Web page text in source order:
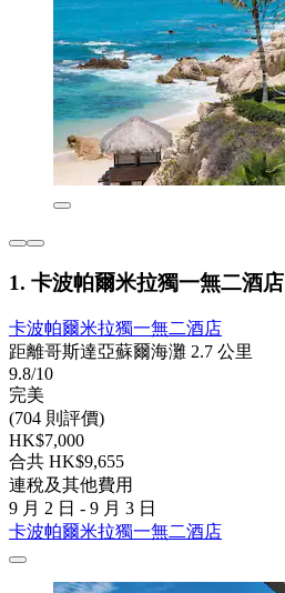
1. 卡波帕爾米拉獨一無二酒店
卡波帕爾米拉獨一無二酒店
距離哥斯達亞蘇爾海灘 2.7 公里
9.8/10
完美
(704 則評價)
HK$7,000
合共 HK$9,655
連稅及其他費用
9 月 2 日 - 9 月 3 日
卡波帕爾米拉獨一無二酒店